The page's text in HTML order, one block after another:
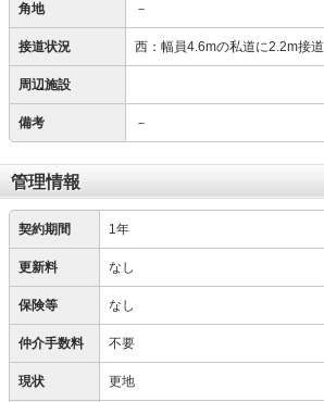
角地 －
接道状況 西：幅員4.6mの私道に2.2m接道
周辺施設
備考 －
管理情報
契約期間 1年
更新料 なし
保険等 なし
仲介手数料 不要
現状 更地